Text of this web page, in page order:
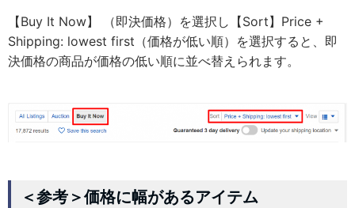
【Buy It Now】 （即決価格）を選択し【Sort】Price +
Shipping: lowest first（価格が低い順）を選択すると、即
決価格の商品が価格の低い順に並べ替えられます。
＜参考＞価格に幅があるアイテム